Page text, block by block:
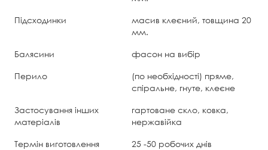
Підсходинки
масив клеєний, товщина 20
мм.
Балясини
фасон на вибір
Перило
(по необхідності) пряме,
спіральне, гнуте, клеєне
Застосування інших
матеріалів
гартоване скло, ковка,
нержавійка
Термін виготовлення
25 -50 робочих днів